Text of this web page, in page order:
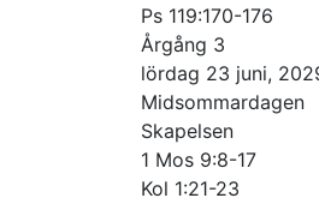
Ps 119:170-176
Årgång 3
lördag 23 juni,
Midsommardagen
Skapelsen
1 Mos 9:8-17
Kol 1:21-23